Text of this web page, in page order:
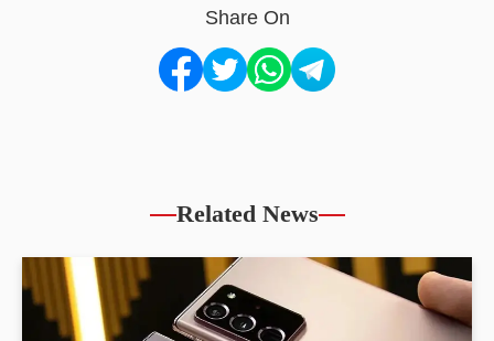
Share On
Related News